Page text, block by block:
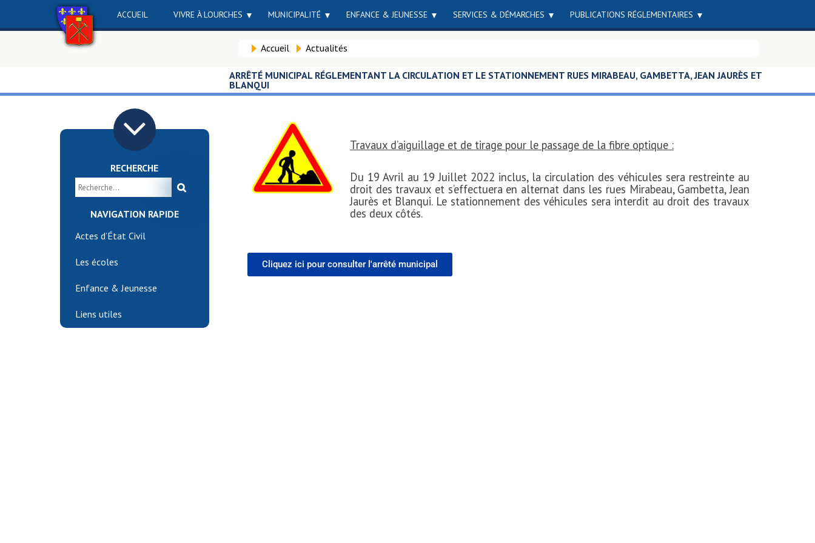
ACCUEIL VIVRE À LOURCHES MUNICIPALITÉ ENFANCE & JEUNESSE SERVICES & DÉMARCHES PUBLICATIONS RÉGLEMENTAIRES
Accueil Actualités
ARRÊTÉ MUNICIPAL RÉGLEMENTANT LA CIRCULATION ET LE STATIONNEMENT RUES MIRABEAU, GAMBETTA, JEAN JAURÈS ET
BLANQUI
RECHERCHE
NAVIGATION RAPIDE
Actes d’État Civil
Les écoles
Enfance & Jeunesse
Liens utiles
Travaux d’aiguillage et de tirage pour le passage de la fibre optique :
Du 19 Avril au 19 Juillet 2022 inclus, la circulation des véhicules sera restreinte au
droit des travaux et s’effectuera en alternat dans les rues Mirabeau, Gambetta, Jean
Jaurès et Blanqui. Le stationnement des véhicules sera interdit au droit des travaux
des deux côtés.
Cliquez ici pour consulter l'arrêté municipal